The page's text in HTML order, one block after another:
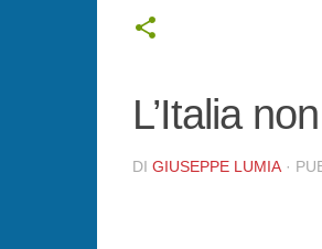
L’Italia
DI GIUSEPPE LUMIA ·